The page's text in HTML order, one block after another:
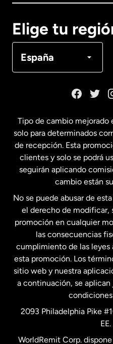
Elige tu
España
Français
Estados
Estados
Francia
Malasia
Nueva Zelanda
Países Bajos
Tipo de cambio mejorado
solo para determinados
de recepción. Esta
clientes y solo se podrá
seguirán aplicando
cambio están
No se puede abusar de
el derecho de modificar,
promoción en cualquier
las consecuencias
cumplimiento de las leyes
esta promoción. Los
sitio web y nuestra
a continuación, se
2093 Philadelphia Pike
WorldRemit Corp.